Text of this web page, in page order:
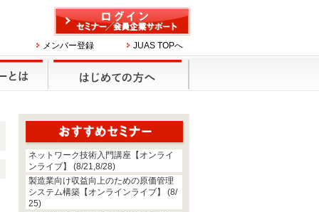
メンバー登録 JUAS TOPへ
ネットワーク技術入門講座【オンライ
ンライブ】 (8/21,8/28)
製造業向け収益向上のための原価管理
システム構築【オンラインライブ】 (8/
25)